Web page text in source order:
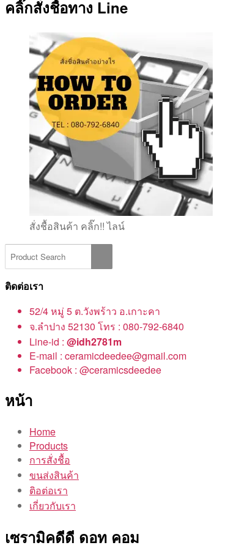
คลิ๊กสั่งชื้อทาง Line
สั่งชื้อสินค้า คลิ๊ก!! ไลน์
ติดต่อเรา
52/4 หมู่ 5 ต.วังพร้าว อ.เกาะคา
จ.ลำปาง 52130 โทร : 080-792-6840
Line-id : @idh2781m
E-mail : ceramicdeedee@gmail.com
Facebook : @ceramicsdeedee
หน้า
Home
Products
การสั่งชื้อ
ขนส่งสินค้า
ติอต่อเรา
เกี่ยวกับเรา
เซรามิคดีดี ดอท คอม